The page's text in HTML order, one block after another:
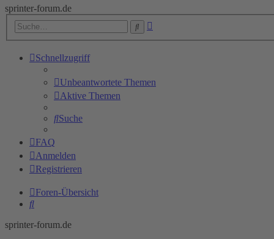
sprinter-forum.de
Suche
Schnellzugriff
Unbeantwortete Themen
Aktive Themen
Suche
FAQ
Anmelden
Registrieren
Foren-Übersicht
Suche
sprinter-forum.de